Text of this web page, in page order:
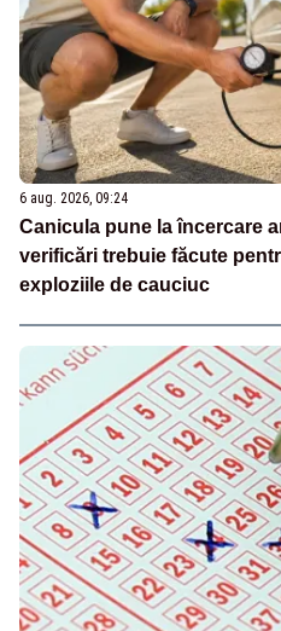
6 aug. 2026, 09:24
Canicula pune la încercare
verificări trebuie făcute
exploziile de cauciuc